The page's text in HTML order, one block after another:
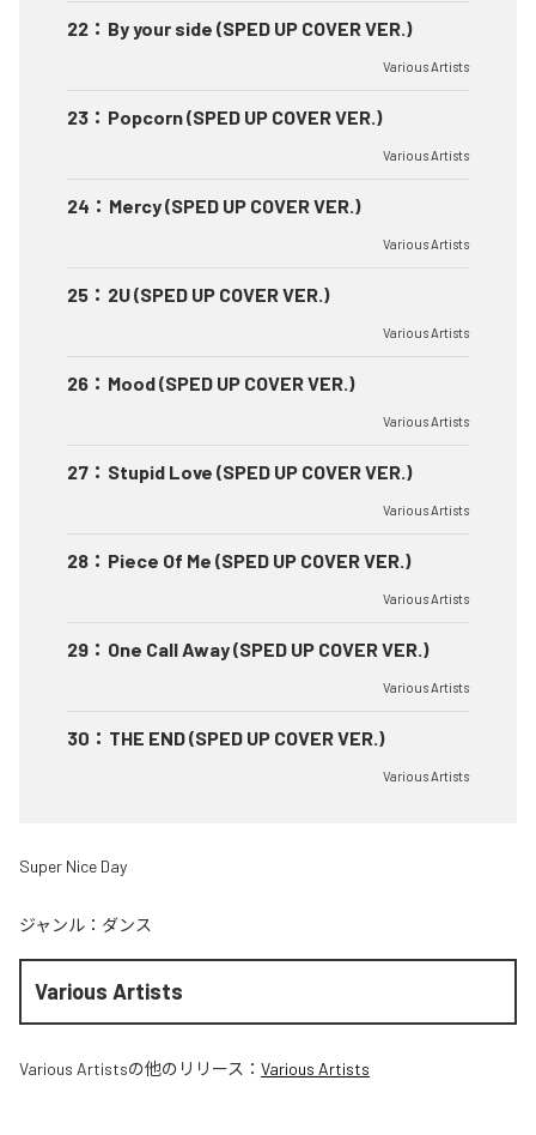
22 ： By your side (SPED UP COVER VER.)
Various Artists
23 ： Popcorn (SPED UP COVER VER.)
Various Artists
24 ： Mercy (SPED UP COVER VER.)
Various Artists
25 ： 2U (SPED UP COVER VER.)
Various Artists
26 ： Mood (SPED UP COVER VER.)
Various Artists
27 ： Stupid Love (SPED UP COVER VER.)
Various Artists
28 ： Piece Of Me (SPED UP COVER VER.)
Various Artists
29 ： One Call Away (SPED UP COVER VER.)
Various Artists
30 ： THE END (SPED UP COVER VER.)
Various Artists
Super Nice Day
ジャンル： ダンス
Various Artists
Various Artistsの他のリリース： Various Artists